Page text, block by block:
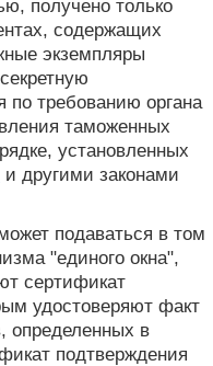
получено только
содержащих
экземпляры
требованию органа
таможенных
установленных
и другими законами
подаваться в том
"единого окна",
сертификат
удостоверяют факт
определенных в
подтверждения